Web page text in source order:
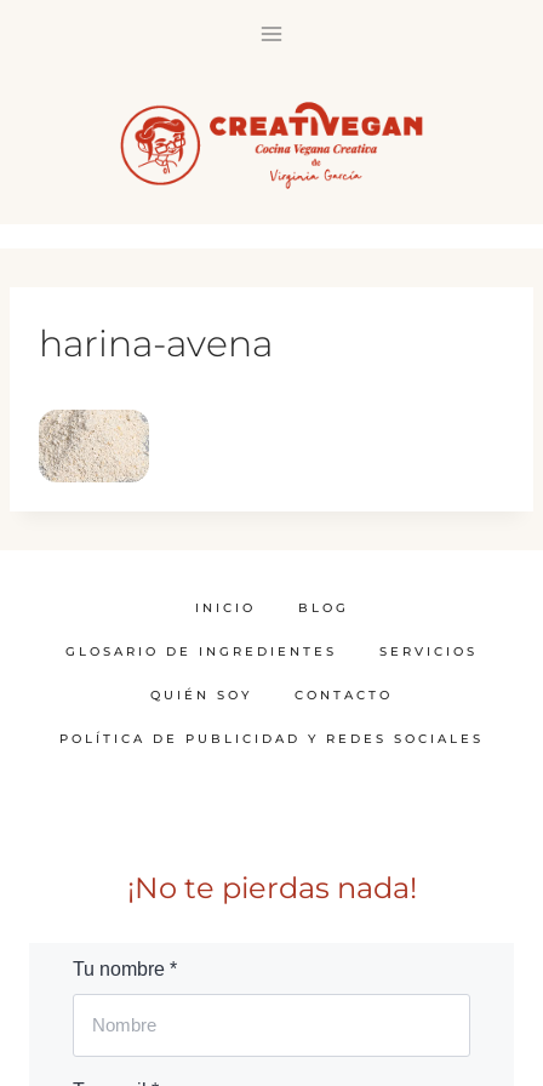
harina-avena
INICIO BLOG
GLOSARIO DE INGREDIENTES SERVICIOS
QUIÉN SOY CONTACTO
POLÍTICA DE PUBLICIDAD Y REDES SOCIALES
¡No te pierdas nada!
Tu nombre *